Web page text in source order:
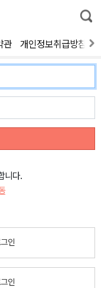
통
합
색
관 개인정보취급방침
니다.
인
인